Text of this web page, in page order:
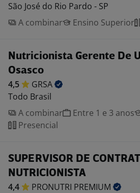
São José do Rio Pardo - SP
A combinar
Ensino Superior
Nutricionista Gerente De
Osasco
4,5
GRSA
Todo Brasil
A combinar
Entre 1 e 3 anos
Presencial
SUPERVISOR DE
NUTRICIONISTA
4,4 PRONUTRI PREMIUM